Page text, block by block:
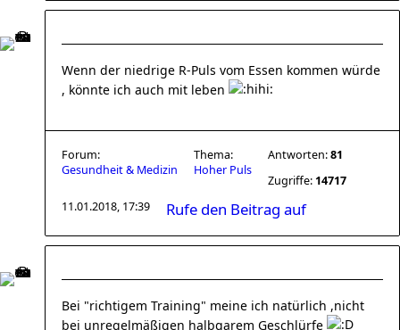
Wenn der niedrige R-Puls vom Essen kommen würde
, könnte ich auch mit leben
Forum:
Gesundheit & Medizin
Thema:
Hoher Puls
Antworten:81
Zugriffe: 14717
11.01.2018, 17:39
Rufe den Beitrag auf
Bei "richtigem Training" meine ich natürlich ,nicht
bei unregelmäßigen halbgarem Geschlürfe